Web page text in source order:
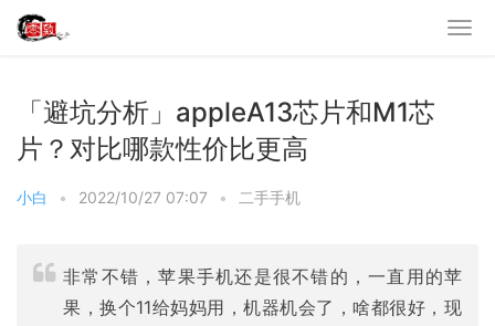
「避坑分析」appleA13芯片和M1芯
片？对比哪款性价比更高
小白 • 2022/10/27 07:07 • 二手手机
非常不错，苹果手机还是很不错的，一直用的苹
果，换个11给妈妈用，机器机会了，啥都很好，现